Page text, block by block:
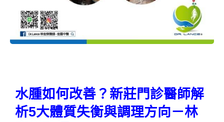
水腫如何改善？新莊門診醫師解
析5大體質失衡與調理方向－林